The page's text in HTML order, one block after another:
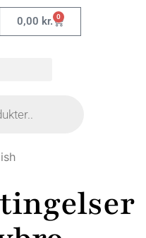
0,00 kr. 0